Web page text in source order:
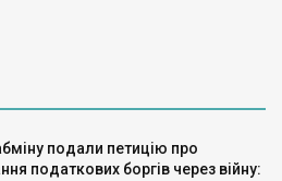
подали петицію про
податкових боргів через війну: